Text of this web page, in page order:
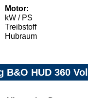
Motor:
kW / PS
Treibstoff
Hubraum
B&O HUD 360 Vol